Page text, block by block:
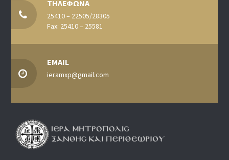
ΤΗΛΕΦΩΝΑ
25410 – 22505/28305
Fax: 25410 – 25581
EMAIL
ieramxp@gmail.com